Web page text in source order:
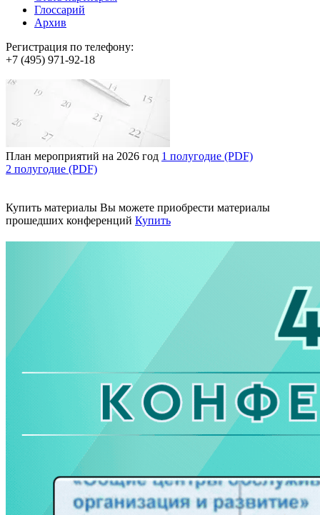
Глоссарий
Архив
Регистрация по телефону:
+7 (495) 971-92-18
План мероприятий на 2026 год 1 полугодие (PDF)
2 полугодие (PDF)
Купить материалы Вы можете приобрести материалы
прошедших конференций Купить